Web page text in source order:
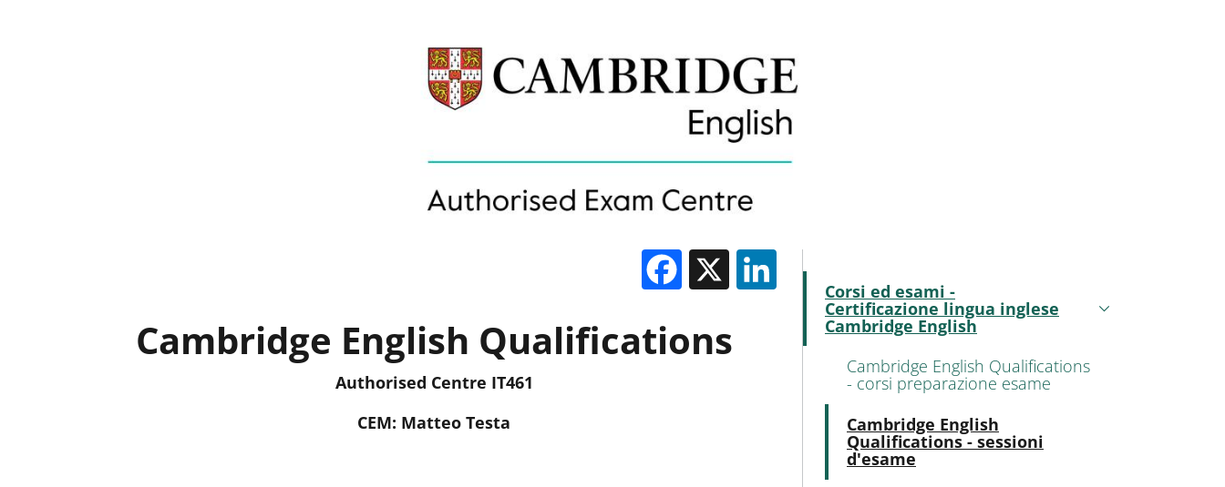
Facebook
X LinkedIn
Cambridge English Qualifications
Authorised Centre IT461
CEM: Matteo Testa
MAIN NAVIGATION
Corsi ed esami -
Certificazione lingua inglese
Cambridge English
Attivo
Cambridge English Qualifications
- corsi preparazione esame
Cambridge English
Qualifications - sessioni
d'esame